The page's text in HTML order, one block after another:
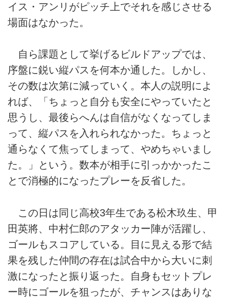
イス・アンリがピッチ上でそれを感じさせる
場面はなかった。
自ら課題として挙げるビルドアップでは、
序盤に鋭い縦パスを何本か通した。しかし、
その数は次第に減っていく。本人の説明によ
れば、「ちょっと自分も安全にやっていたと
思うし、最後らへんは自信がなくなってしま
って、縦パスを入れられなかった。ちょっと
通らなくて焦ってしまって、やめちゃいまし
た。」という。数本が相手に引っかかったこ
とで消極的になったプレーを反省した。
この日は同じ高校3年生である松木玖生、甲
田英將、中村仁郎のアタッカー陣が活躍し、
ゴールもスコアしている。目に見える形で結
果を残した仲間の存在は試合中から大いに刺
激になったと振り返った。自身もセットプレ
ー時にゴールを狙ったが、チャンスはありな